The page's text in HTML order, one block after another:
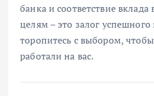
банка и соответствие
целям – это залог
торопитесь с выбором,
работали на вас.